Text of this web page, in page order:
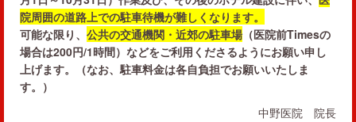
アザ治療
シミ-色素斑・そばかす-
ドクターズコスメ
よくあるご質問
院周囲の道路上での駐車待機が難しくなります。
可能な限り、 公共の交通機関・近郊の駐車場 （医院前Timesの
場合は200円/1時間）などをご利用くださるようにお願い申し
上げます。（なお、駐車料金は各自負担でお願いいたしま
す。）
中野医院 院長